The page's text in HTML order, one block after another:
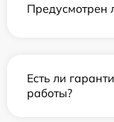
Предусмотрен
Есть ли
работы?